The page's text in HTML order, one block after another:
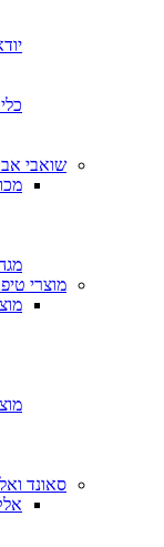
שואבי
מוצרי
סאונד